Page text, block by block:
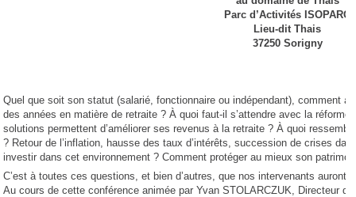
Parc d’Activités ISOPARC
Lieu-dit Thais
37250 Sorigny
Quel que soit son statut (salarié, fonctionnaire ou indépendant), comment
des années en matière de retraite ? À quoi faut-il s’attendre avec la réforme
solutions permettent d’améliorer ses revenus à la retraite ? À quoi
? Retour de l’inflation, hausse des taux d’intérêts, succession de crises
investir dans cet environnement ? Comment protéger au mieux son
C’est à toutes ces questions, et bien d’autres, que nos intervenants auront
Au cours de cette conférence animée par Yvan STOLARCZUK, Directeur